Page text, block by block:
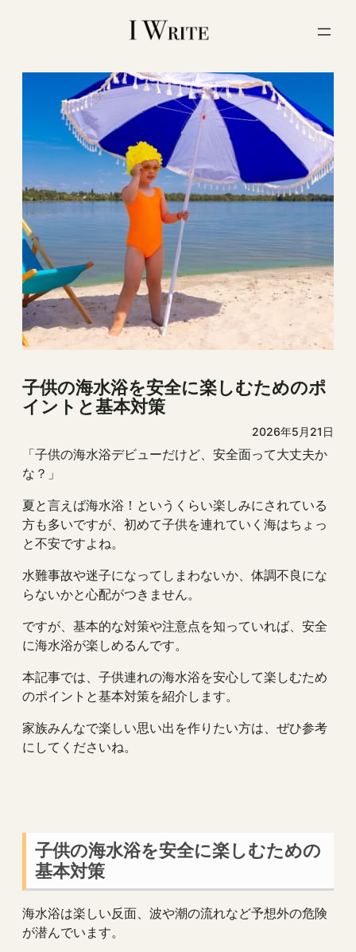
子供の海水浴を安全に楽しむためのポ
イントと基本対策
2026年5月21日
「子供の海水浴デビューだけど、安全面って大丈夫か
な？」
夏と言えば海水浴！というくらい楽しみにされている
方も多いですが、初めて子供を連れていく海はちょっ
と不安ですよね。
水難事故や迷子になってしまわないか、体調不良にな
らないかと心配がつきません。
ですが、基本的な対策や注意点を知っていれば、安全
に海水浴が楽しめるんです。
本記事では、子供連れの海水浴を安心して楽しむため
のポイントと基本対策を紹介します。
家族みんなで楽しい思い出を作りたい方は、ぜひ参考
にしてくださいね。
子供の海水浴を安全に楽しむための
基本対策
海水浴は楽しい反面、波や潮の流れなど予想外の危険
が潜んでいます。